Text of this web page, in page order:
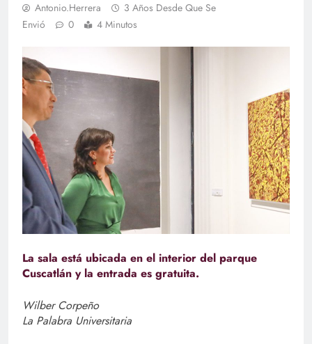
Antonio.herrera
3 Años Desde Que Se
Envió
0 4 Minutos
La sala está ubicada en el interior del parque
Cuscatlán y la entrada es gratuita.
Wilber Corpeño
La Palabra Universitaria